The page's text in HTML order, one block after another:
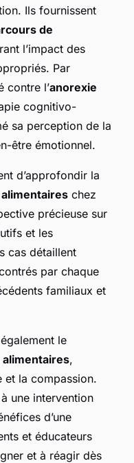
Ils fournissent
de
l’impact des
Par
contre l’anorexie
cognitivo-
sa perception de la
être émotionnel.
d’approfondir la
chez
précieuse sur
et les
cas détaillent
par chaque
familiaux et
le
,
et la compassion.
une intervention
d’une
et éducateurs
et à réagir dès